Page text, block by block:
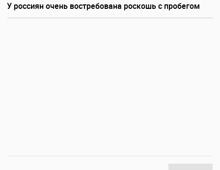
У россиян очень востребована роскошь с пробегом